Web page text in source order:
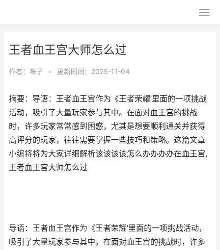
王者血王宫大师怎么过
作者： 咪子 • 更新时间：2025-11-04
摘要：导语：王者血王宫作为《王者荣耀’里面的一项挑战
活动，吸引了大量玩家参与其中。在面对血王宫的挑战
时，许多玩家常常感到困惑，尤其是想要顺利通关并获得
高评分的玩家，往往需要掌握一些技巧和策略。这篇文章
小编将将为大家详细解析该该该该怎么办办办办在血王宫,
王者血王宫大师怎么过
导语：王者血王宫作为《王者荣耀’里面的一项挑战活动，
吸引了大量玩家参与其中。在面对血王宫的挑战时，许多